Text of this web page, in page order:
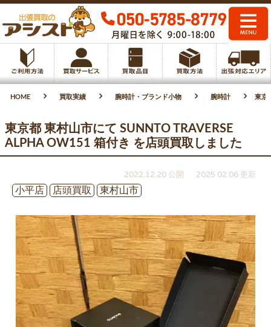
HOME 買取実績 腕時計・ブランド小物 腕時計 東京
東京都 東村山市にて SUNNTO TRAVERSE
ALPHA OW151 箱付き を店頭買取しました
2022.12.20 公開
2025.02.06 更新
小平店
店頭買取 東村山市